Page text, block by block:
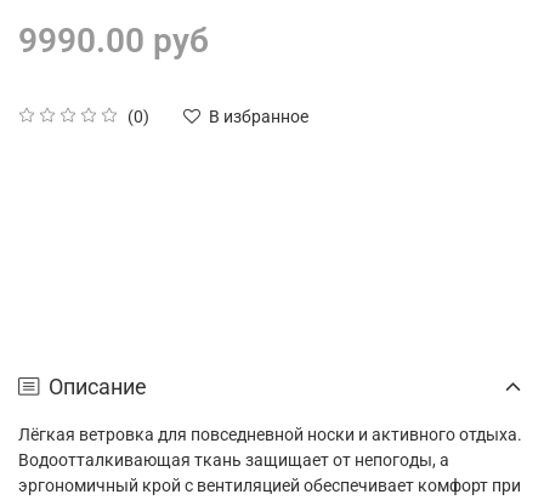
(0) В избранное
9990.00 руб
Описание
Лёгкая ветровка для повседневной носки и активного отдыха.
Водоотталкивающая ткань защищает от непогоды, а
эргономичный крой с вентиляцией обеспечивает комфорт при